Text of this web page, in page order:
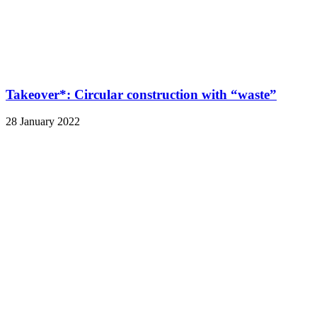
Takeover*: Circular construction with “waste”
28 January 2022